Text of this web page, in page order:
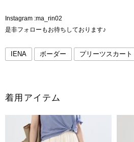
Instagram :ma_rin02
是非フォローもお待ちしております♪
IENA ボーダー プリーツスカート
着用アイテム